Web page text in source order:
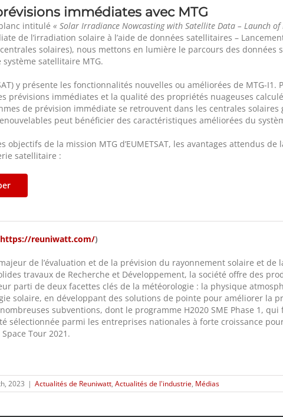
immédiatesavec MTG
intitulé « Solar Irradiance Nowcasting with Satellite Data – Launch
de l’irradiation solaire à l’aide de données satellitaires –
centrales solaires), nous mettons en lumière le parcours des
satellitaire MTG.
y présente les fonctionnalités nouvelles ou améliorées de MTG-I1.
prévisions immédiates et la qualité des propriétés nuageuses
de prévision immédiate se retrouvent dans les centrales
peut bénéficier des caractéristiques améliorées du
objectifs de la mission MTG d’EUMETSAT, les avantages attendus
satellitaire :
https://reuniwatt.com/)
de l’évaluation et de la prévision du rayonnement solaire et de
travaux de Recherche et Développement, la société offre des
parti de deux facettes clés de la météorologie : la physique
solaire, en développant des solutions de pointe pour améliorer la
subventions, dont le programme H2020 SME Phase 1,
sélectionnée parmi les entreprises nationales à forte croissance
Tour 2021.
2023 | Actualités de Reuniwatt, Actualités de l'industrie, Médias